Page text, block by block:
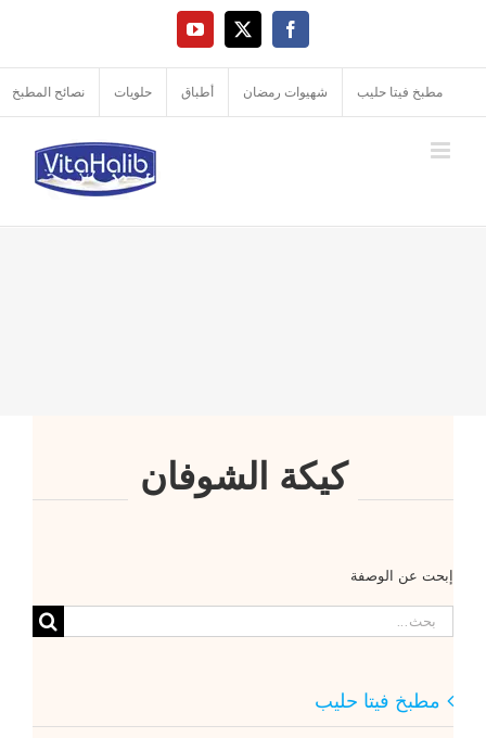
content
Facebook
X
YouTube
مطبخ فيتا حليب شهيوات رمضان أطباق حلويات نصائح المطبخ
كيكة الشوفان
إبحت عن الوصفة
البحث
مطبخ فيتا حليب